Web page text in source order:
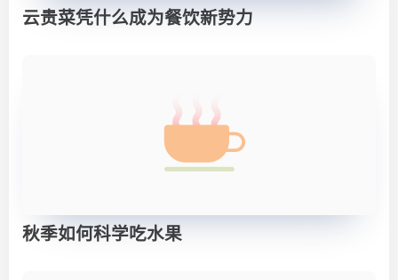
云贵菜凭什么成为餐饮新势力
秋季如何科学吃水果